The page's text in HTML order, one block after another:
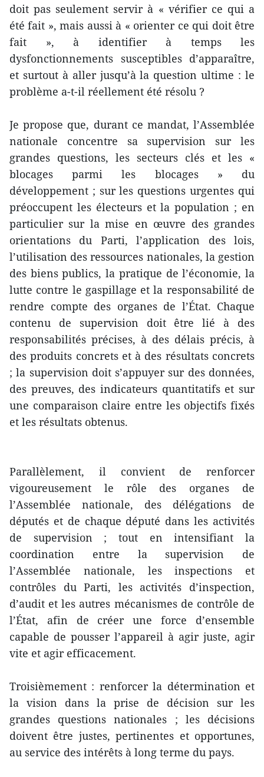
doit pas seulement servir à « vérifier ce qui a
été fait », mais aussi à « orienter ce qui doit être
fait », à identifier à temps les
dysfonctionnements susceptibles d’apparaître,
et surtout à aller jusqu’à la question ultime : le
problème a-t-il réellement été résolu ?
Je propose que, durant ce mandat, l’Assemblée
nationale concentre sa supervision sur les
grandes questions, les secteurs clés et les «
blocages parmi les blocages » du
développement ; sur les questions urgentes qui
préoccupent les électeurs et la population ; en
particulier sur la mise en œuvre des grandes
orientations du Parti, l’application des lois,
l’utilisation des ressources nationales, la gestion
des biens publics, la pratique de l’économie, la
lutte contre le gaspillage et la responsabilité de
rendre compte des organes de l’État. Chaque
contenu de supervision doit être lié à des
responsabilités précises, à des délais précis, à
des produits concrets et à des résultats concrets
; la supervision doit s’appuyer sur des données,
des preuves, des indicateurs quantitatifs et sur
une comparaison claire entre les objectifs fixés
et les résultats obtenus.
Parallèlement, il convient de renforcer
vigoureusement le rôle des organes de
l’Assemblée nationale, des délégations de
députés et de chaque député dans les activités
de supervision ; tout en intensifiant la
coordination entre la supervision de
l’Assemblée nationale, les inspections et
contrôles du Parti, les activités d’inspection,
d’audit et les autres mécanismes de contrôle de
l’État, afin de créer une force d’ensemble
capable de pousser l’appareil à agir juste, agir
vite et agir efficacement.
Troisièmement : renforcer la détermination et
la vision dans la prise de décision sur les
grandes questions nationales ; les décisions
doivent être justes, pertinentes et opportunes,
au service des intérêts à long terme du pays.